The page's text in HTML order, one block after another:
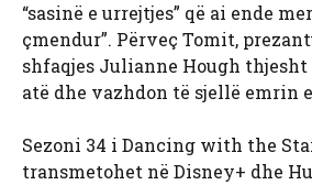
“sasinë e urrejtjes” që ai ende
çmendur”. Përveç Tomit,
shfaqjes Julianne Hough
atë dhe vazhdon të sjellë emrin
Sezoni 34 i Dancing with the
transmetohet në Disney+ dhe